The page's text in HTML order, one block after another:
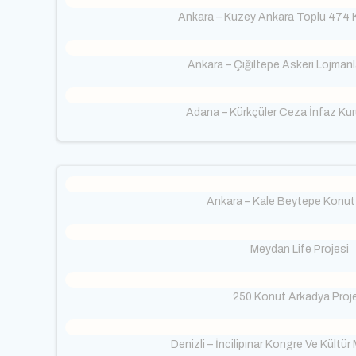
Ankara – Kuzey Ankara Toplu 474
Ankara – Çiğiltepe Askeri
Adana – Kürkçüler Ceza İnfaz
Ankara – Kale Beytepe
Meydan Life Projesi
250 Konut Arkadya
Denizli – İncilipınar Kongre Ve Kültür